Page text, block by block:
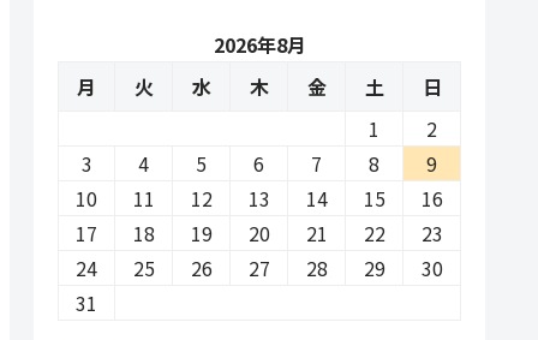
2026年8月
月
火 水 木 金 土
日
1
2
3
4 5 6 7 8
9
10
11 12 13 14 15
16
17
18 19 20 21 22
23
24
25 26 27 28 29
30
31